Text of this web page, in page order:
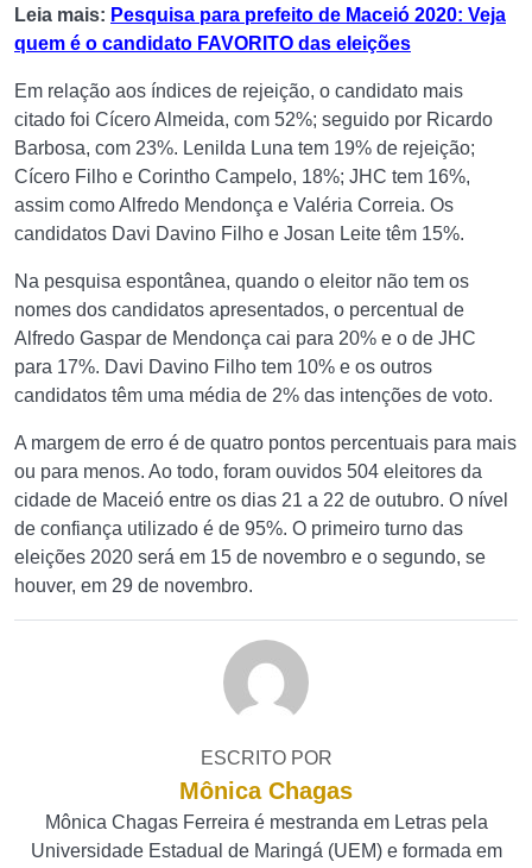
Leia mais: Pesquisa para prefeito de Maceió 2020: Veja
quem é o candidato FAVORITO das eleições
Em relação aos índices de rejeição, o candidato mais
citado foi Cícero Almeida, com 52%; seguido por Ricardo
Barbosa, com 23%. Lenilda Luna tem 19% de rejeição;
Cícero Filho e Corintho Campelo, 18%; JHC tem 16%,
assim como Alfredo Mendonça e Valéria Correia. Os
candidatos Davi Davino Filho e Josan Leite têm 15%.
Na pesquisa espontânea, quando o eleitor não tem os
nomes dos candidatos apresentados, o percentual de
Alfredo Gaspar de Mendonça cai para 20% e o de JHC
para 17%. Davi Davino Filho tem 10% e os outros
candidatos têm uma média de 2% das intenções de voto.
A margem de erro é de quatro pontos percentuais para mais
ou para menos. Ao todo, foram ouvidos 504 eleitores da
cidade de Maceió entre os dias 21 a 22 de outubro. O nível
de confiança utilizado é de 95%. O primeiro turno das
eleições 2020 será em 15 de novembro e o segundo, se
houver, em 29 de novembro.
ESCRITO POR
Mônica Chagas
Mônica Chagas Ferreira é mestranda em Letras pela
Universidade Estadual de Maringá (UEM) e formada em